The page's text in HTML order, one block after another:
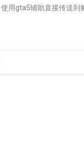
用gta5辅助直接传送到